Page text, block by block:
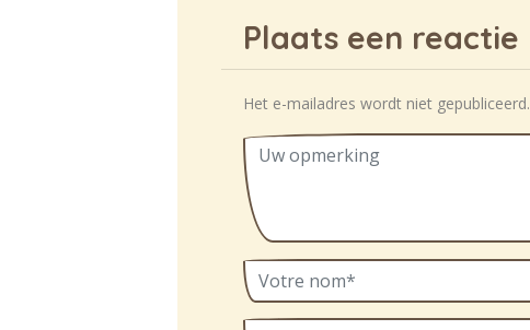
Plaats een reactie
Het e-mailadres wordt niet gepubliceerd.